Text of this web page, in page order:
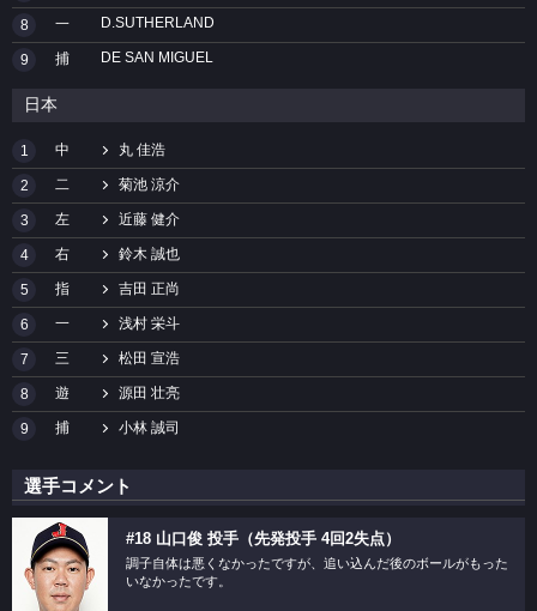
8 一 D.SUTHERLAND
9 捕 DE SAN MIGUEL
日本
1 中 丸 佳浩
2 二 菊池 涼介
3 左 近藤 健介
4 右 鈴木 誠也
5 指 吉田 正尚
6 一 浅村 栄斗
7 三 松田 宣浩
8 遊 源田 壮亮
9 捕 小林 誠司
選手コメント
#18 山口俊 投手（先発投手 4回2失点）
調子自体は悪くなかったですが、追い込んだ後のボールがもった
いなかったです。